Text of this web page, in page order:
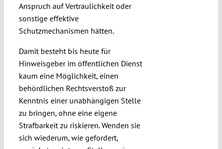
Anspruch auf Vertraulichkeit oder
sonstige effektive
Schutzmechanismen hätten.
Damit besteht bis heute für
Hinweisgeber im öffentlichen Dienst
kaum eine Möglichkeit, einen
behördlichen Rechtsverstoß zur
Kenntnis einer unabhängigen Stelle
zu bringen, ohne eine eigene
Strafbarkeit zu riskieren. Wenden sie
sich wiederum, wie gefordert,